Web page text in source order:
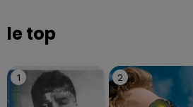
le top
1 2